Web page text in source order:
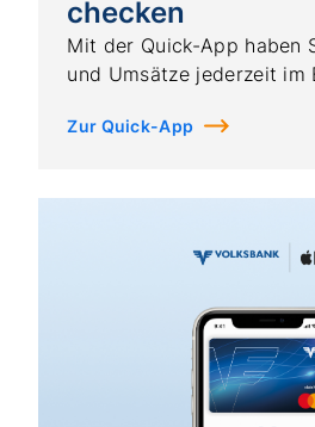
checken
Mit der Quick-App haben
und Umsätze jederzeit im
Zur Quick-App